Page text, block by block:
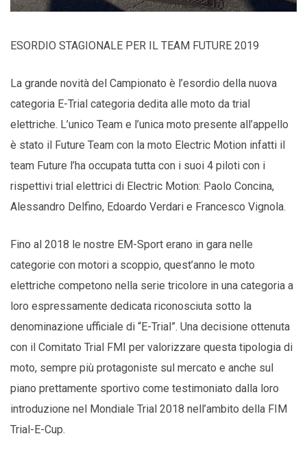
ESORDIO STAGIONALE PER IL TEAM FUTURE 2019
La grande novità del Campionato è l’esordio della nuova
categoria E-Trial categoria dedita alle moto da trial
elettriche. L’unico Team e l’unica moto presente all’appello
è stato il Future Team con la moto Electric Motion infatti il
team Future l’ha occupata tutta con i suoi 4 piloti con i
rispettivi trial elettrici di Electric Motion: Paolo Concina,
Alessandro Delfino, Edoardo Verdari e Francesco Vignola.
Fino al 2018 le nostre EM-Sport erano in gara nelle
categorie con motori a scoppio, quest’anno le moto
elettriche competono nella serie tricolore in una categoria a
loro espressamente dedicata riconosciuta sotto la
denominazione ufficiale di “E-Trial”. Una decisione ottenuta
con il Comitato Trial FMI per valorizzare questa tipologia di
moto, sempre più protagoniste sul mercato e anche sul
piano prettamente sportivo come testimoniato dalla loro
introduzione nel Mondiale Trial 2018 nell’ambito della FIM
Trial-E-Cup.